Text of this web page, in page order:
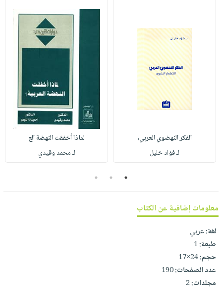
ملابس
مطرزات
حقائب
حلي
عناية
بالذات
أطفال
مناسبات
iKitab
حدود
عن
الشركة
سياسة
فيديوهات
يتكرر
خدمات
نيل
وفرات
انشر
كتابك
تواصل
معنا
حسابك
الإصدارات
الفكر النهضوي العربي،
لـ فؤاد خليل
لماذا أخفقت النهضة الع
لـ محمد وقيدي
1
2
3
معلومات إضافية عن الكتاب
لغة:عربي
طبعة:1
حجم:24×17
عدد الصفحات:190
مجلدات:2